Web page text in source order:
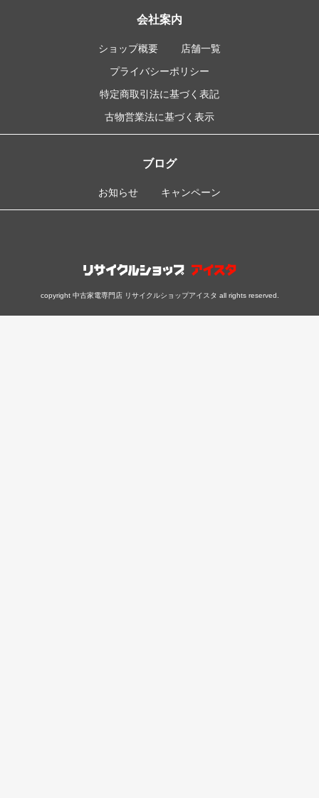
会社案内
ショップ概要
店舗一覧
プライバシーポリシー
特定商取引法に基づく表記
古物営業法に基づく表示
ブログ
お知らせ キャンペーン
copyright 中古家電専門店 リサイクルショップアイスタ all rights reserved.